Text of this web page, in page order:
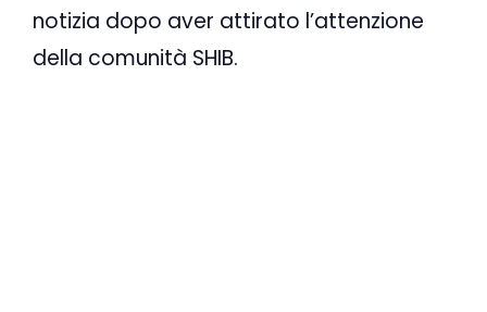
notizia dopo aver attirato l’attenzione
della comunità SHIB.